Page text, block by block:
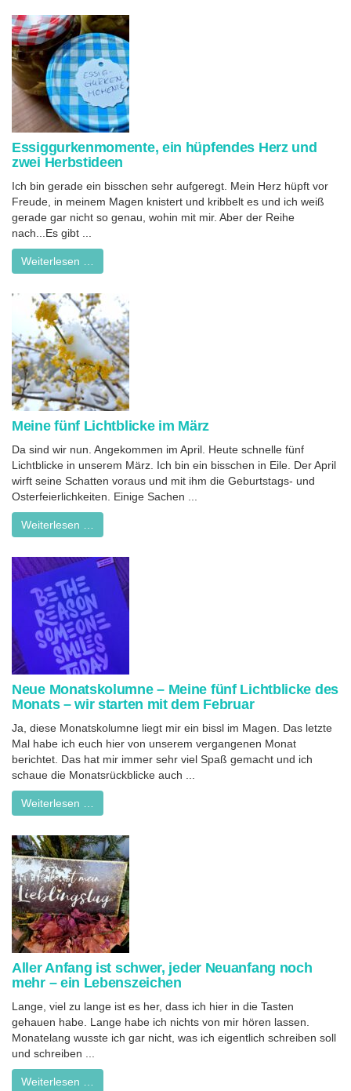
Essiggurkenmomente, ein hüpfendes Herz und
zwei Herbstideen
Ich bin gerade ein bisschen sehr aufgeregt. Mein Herz hüpft vor
Freude, in meinem Magen knistert und kribbelt es und ich weiß
gerade gar nicht so genau, wohin mit mir. Aber der Reihe
nach...Es gibt ...
Weiterlesen …
Meine fünf Lichtblicke im März
Da sind wir nun. Angekommen im April. Heute schnelle fünf
Lichtblicke in unserem März. Ich bin ein bisschen in Eile. Der April
wirft seine Schatten voraus und mit ihm die Geburtstags- und
Osterfeierlichkeiten. Einige Sachen ...
Weiterlesen …
Neue Monatskolumne – Meine fünf Lichtblicke des
Monats – wir starten mit dem Februar
Ja, diese Monatskolumne liegt mir ein bissl im Magen. Das letzte
Mal habe ich euch hier von unserem vergangenen Monat
berichtet. Das hat mir immer sehr viel Spaß gemacht und ich
schaue die Monatsrückblicke auch ...
Weiterlesen …
Aller Anfang ist schwer, jeder Neuanfang noch
mehr – ein Lebenszeichen
Lange, viel zu lange ist es her, dass ich hier in die Tasten
gehauen habe. Lange habe ich nichts von mir hören lassen.
Monatelang wusste ich gar nicht, was ich eigentlich schreiben soll
und schreiben ...
Weiterlesen …